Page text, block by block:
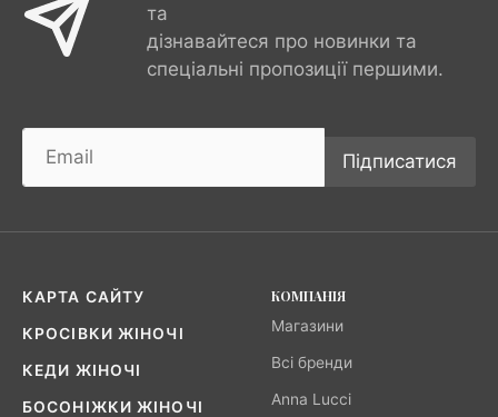
та
дізнавайтеся про новинки та
спеціальні пропозиції першими.
Підписатися
КАРТА САЙТУ
КРОСІВКИ ЖІНОЧІ
КЕДИ ЖІНОЧІ
БОСОНІЖКИ ЖІНОЧІ
КОМПАНІЯ
Магазини
Всі бренди
Anna Lucci